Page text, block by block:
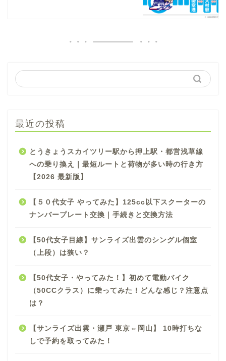
最近の投稿
とうきょうスカイツリー駅から押上駅・都営浅草線
への乗り換え｜最短ルートと荷物が多い時の行き方
【2026 最新版】
【５０代女子 やってみた】125cc以下スクーターの
ナンバープレート交換｜手続きと交換方法
【50代女子目線】サンライズ出雲のシングル個室
（上段）は狭い？
【50代女子・やってみた！】初めて電動バイク
（50CCクラス）に乗ってみた！どんな感じ？注意点
は？
【サンライズ出雲・瀬戸 東京⇔岡山】 10時打ちな
しで予約を取ってみた！